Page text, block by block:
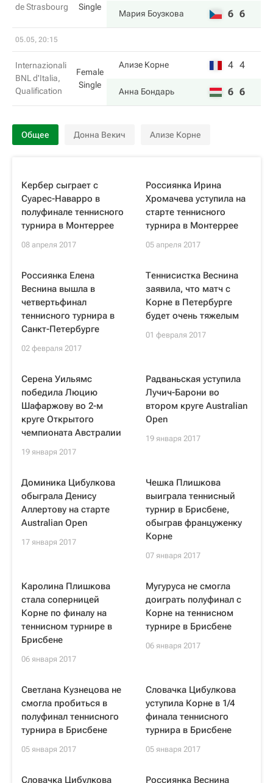
de Strasbourg Single
Мария Боузкова 6 6
05.05, 20:15
Internazionali
BNL d'Italia,
Qualification
Female
Single
Ализе Корне 4 4
Анна Бондарь 6 6
Общее Донна Векич Ализе Корне
Кербер сыграет с
Суарес-Наварро в
полуфинале теннисного
турнира в Монтеррее
08 апреля 2017
Россиянка Ирина
Хромачева уступила на
старте теннисного
турнира в Монтеррее
05 апреля 2017
Россиянка Елена
Веснина вышла в
четвертьфинал
теннисного турнира в
Санкт-Петербурге
02 февраля 2017
Теннисистка Веснина
заявила, что матч с
Корне в Петербурге
будет очень тяжелым
01 февраля 2017
Серена Уильямс
победила Люцию
Шафаржову во 2-м
круге Открытого
чемпионата Австралии
19 января 2017
Радваньская уступила
Лучич-Барони во
втором круге Australian
Open
19 января 2017
Доминика Цибулкова
обыграла Денису
Аллертову на старте
Australian Open
17 января 2017
Чешка Плишкова
выиграла теннисный
турнир в Брисбене,
обыграв француженку
Корне
07 января 2017
Каролина Плишкова
стала соперницей
Корне по финалу на
теннисном турнире в
Брисбене
06 января 2017
Мугуруса не смогла
доиграть полуфинал с
Корне на теннисном
турнире в Брисбене
06 января 2017
Светлана Кузнецова не
смогла пробиться в
полуфинал теннисного
турнира в Брисбене
05 января 2017
Словачка Цибулкова
уступила Корне в 1/4
финала теннисного
турнира в Брисбене
05 января 2017
Словачка Цибулкова
Россиянка Веснина